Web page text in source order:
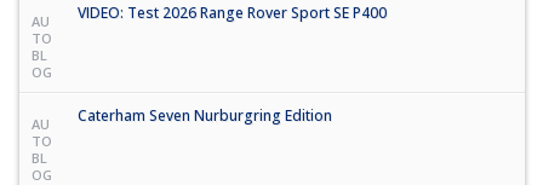
AU
TO
BL
OG
VIDEO: Test 2026 Range Rover Sport SE P400
AU
TO
BL
OG
Caterham Seven Nurburgring Edition